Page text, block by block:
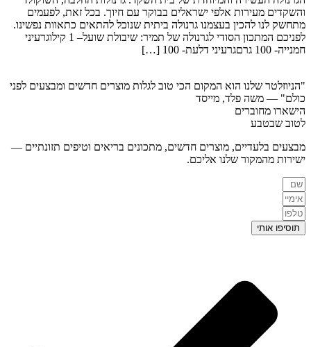
והשקדים מעירות אלפי ישראלים בבוקר עם חיוך. בכל זאת, לפעמים
מתחשק לנו להכין בעצמנו גרנולה ביתית שנוכל להתאים כתאוות נפשינו.
לפניכם המתכון הסודי לגרנולה של תמיר: שיבולת שועל– 1 קילוגרעיני
חמנייה- 100 גרםגרעיני דלעת- 100 […]
"הניוזלטר שלנו הוא המקום הכי טוב לגלות מוצרים חדשים ומבצעים לפני
כולם" — משה פלד, מייסד
הישארו מחוברים
לטוב שבטבע
מבצעים בלעדיים, מוצרים חדשים, מתכונים בריאים וטיפים תזונתיים —
ישירות מהמקור שלנו אליכם.
תוסיפו אותי